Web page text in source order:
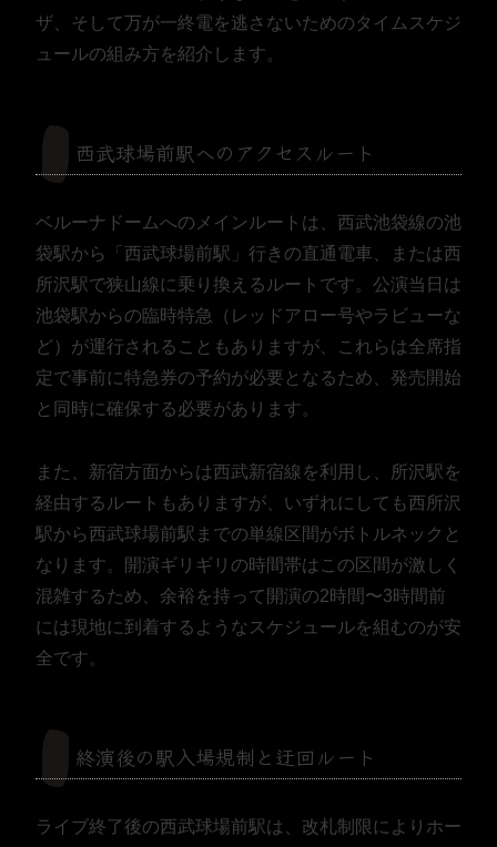
ザ、そして万が一終電を逃さないためのタイムスケジ
ュールの組み方を紹介します。
西武球場前駅へのアクセスルート
ベルーナドームへのメインルートは、西武池袋線の池
袋駅から「西武球場前駅」行きの直通電車、または西
所沢駅で狭山線に乗り換えるルートです。公演当日は
池袋駅からの臨時特急（レッドアロー号やラビューな
ど）が運行されることもありますが、これらは全席指
定で事前に特急券の予約が必要となるため、発売開始
と同時に確保する必要があります。
また、新宿方面からは西武新宿線を利用し、所沢駅を
経由するルートもありますが、いずれにしても西所沢
駅から西武球場前駅までの単線区間がボトルネックと
なります。開演ギリギリの時間帯はこの区間が激しく
混雑するため、余裕を持って開演の2時間〜3時間前
には現地に到着するようなスケジュールを組むのが安
全です。
終演後の駅入場規制と迂回ルート
ライブ終了後の西武球場前駅は、改札制限によりホー